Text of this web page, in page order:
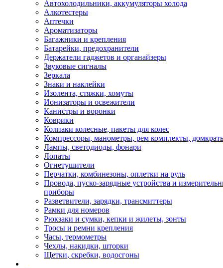
Автохолодильники, аккумуляторы холода
Алкотестеры
Аптечки
Ароматизаторы
Багажники и крепления
Батарейки, предохранители
Держатели гаджетов и органайзеры
Звуковые сигналы
Зеркала
Знаки и наклейки
Изолента, стяжки, хомуты
Ионизаторы и освежители
Канистры и воронки
Коврики
Колпаки колесные, пакеты для колес
Компрессоры, манометры, рем комплекты,
Лампы, светодиоды, фонари
Лопаты
Огнетушители
Перчатки, комбинезоны, оплетки на руль
Провода, пуско-зарядные устройства и
приборы
Разветвители, зарядки, трансмиттеры
Рамки для номеров
Рюкзаки и сумки, кепки и жилеты, зонты
Тросы и ремни крепления
Часы, термометры
Чехлы, накидки, шторки
Щетки, скребки, водосгоны